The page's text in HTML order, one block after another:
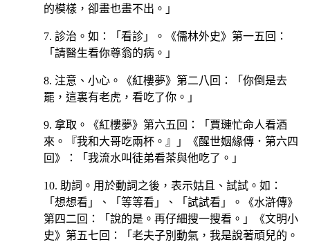
的模樣，卻畫也畫不出。」
7. 診治。如：「看診」。《儒林外史》第一五回：
「請醫生看你尊翁的病。」
8. 注意、小心。《紅樓夢》第二八回：「你倒是去
罷，這裏有老虎，看吃了你。」
9. 拿取。《紅樓夢》第六五回：「賈璉忙命人看酒
來。『我和大哥吃兩杯。』」《醒世姻緣傳．第六四
回》：「我流水叫徒弟看茶與他吃了。」
10. 助詞。用於動詞之後，表示姑且、試試。如：
「想想看」、「等等看」、「試試看」。《水滸傳》
第四二回：「說的是。再仔細搜一搜看。」《文明小
史》第五七回：「老夫子別動氣，我是說著頑兒的。